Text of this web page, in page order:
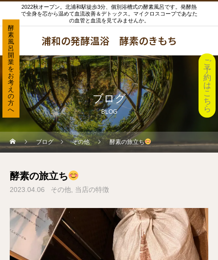
2022秋オープン。北浦和駅徒歩3分、個別浴槽式の酵素風呂です。発酵熱
で全身を芯から温めて血流改善＆デトックス。マイクロスコープであなた
の血管と血流を見てみませんか。
浦和の発酵温浴 酵素のきもち
ブログ
BLOG
ブログ その他 酵素の旅立ち
酵素の旅立ち
2023.04.06 その他 当店の特徴
ご
予
約
は
こ
ち
ら
酵
素
風
呂
開
業
を
お
考
え
の
方
へ